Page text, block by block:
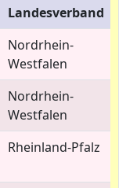
Landesverband
Nordrhein-
Westfalen
Nordrhein-
Westfalen
Rheinland-Pfalz